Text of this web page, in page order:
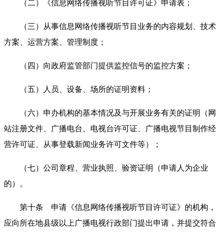
（二）《信息网络传播视听节目许可证》申请表；
（三）从事信息网络传播视听节目业务的内容规划、技术
方案、运营方案、管理制度；
（四）向政府监管部门提供监控信号的监控方案；
（五）人员、设备、场所的证明资料；
（六）申办机构的基本情况及与开展业务有关的证明（网
站注册文件、广播电台、电视台许可证、广播电视节目制作经
营许可证、从事登载新闻业务许可文件等）；
（七）公司章程、营业执照、验资证明（申请人为企业
的）。
第十条 申请《信息网络传播视听节目许可证》的机构，
应向所在地县级以上广播电视行政部门提出申请，并提交符合